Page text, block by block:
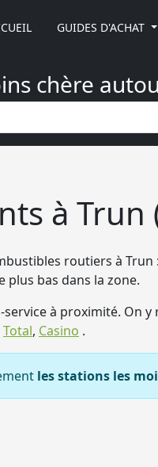
GUIDES D'ACHAT
chère
à Trun
routiers à Trun
plus bas dans la zone.
à proximité. On
Total, Casino .
les stations les